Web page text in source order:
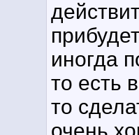
иногда
то есть
то